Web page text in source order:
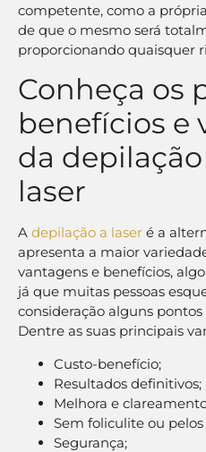
competente, como a própria
de que o mesmo será
proporcionando quaisquer
Conheça os
benefícios e
da
laser
A depilação a laser é a
apresenta a maior
vantagens e benefícios,
já que muitas pessoas
consideração alguns
Dentre as suas principais
Custo-benefício;
Resultados definitivos;
Melhora e
Sem foliculite ou pelos
Segurança;